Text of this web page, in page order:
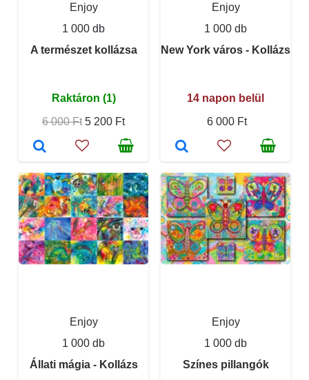
Enjoy
1 000 db
A természet kollázsa
Raktáron (1)
6 000 Ft 5 200 Ft
Enjoy
1 000 db
New York város - Kollázs
14 napon belül
6 000 Ft
Enjoy
1 000 db
Állati mágia - Kollázs
Enjoy
1 000 db
Színes pillangók